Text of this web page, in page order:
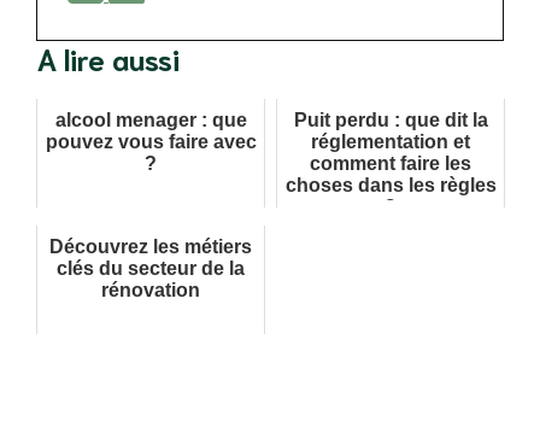
A lire aussi
alcool menager​ : que
pouvez vous faire avec
?
Puit perdu : que dit la
réglementation et
comment faire les
choses dans les règles
?
Découvrez les métiers
clés du secteur de la
rénovation